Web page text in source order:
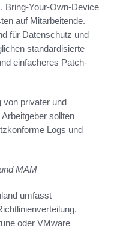
Bring-Your-Own-Device
auf Mitarbeitende.
für Datenschutz und
standardisierte
einfacheres Patch-
von privater und
sollten
Logs und
MAM
umfasst
oder VMware